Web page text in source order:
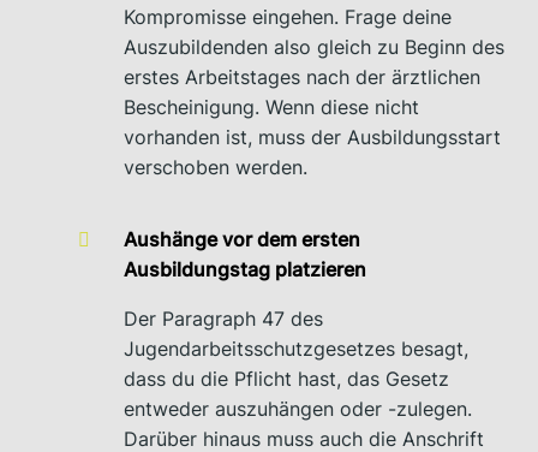
Kompromisse eingehen. Frage deine
Auszubildenden also gleich zu Beginn des
erstes Arbeitstages nach der ärztlichen
Bescheinigung. Wenn diese nicht
vorhanden ist, muss der Ausbildungsstart
verschoben werden.
Aushänge vor dem ersten
Ausbildungstag platzieren
Der Paragraph 47 des
Jugendarbeitsschutzgesetzes besagt,
dass du die Pflicht hast, das Gesetz
entweder auszuhängen oder -zulegen.
Darüber hinaus muss auch die Anschrift